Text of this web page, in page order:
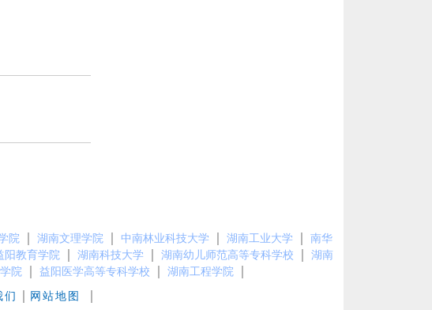
院 湖南文理学院 中南林业科技大学 湖南工业大学
南华
阳教育学院 湖南科技大学 湖南幼儿师范高等专科学校
湖南
院 益阳医学高等专科学校 湖南工程学院
们 网站地图